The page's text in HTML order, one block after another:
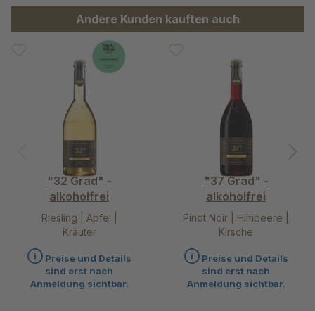
Produktgalerie überspringen
Andere Kunden kauften auch
"32 Grad" -
alkoholfrei
Riesling | Apfel |
Kräuter
Preise und Details
sind erst nach
Anmeldung sichtbar.
"37 Grad" -
alkoholfrei
Pinot Noir | Himbeere |
Kirsche
Preise und Details
sind erst nach
Anmeldung sichtbar.